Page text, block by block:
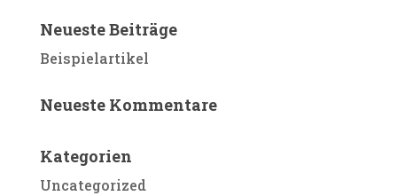
Neueste Beiträge
Beispielartikel
Neueste Kommentare
Kategorien
Uncategorized